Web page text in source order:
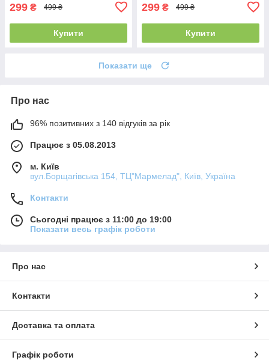
299 ₴ 499 ₴
Купити
299 ₴ 499 ₴
Купити
Показати ще
Про нас
96% позитивних з 140 відгуків за рік
Працює з 05.08.2013
м. Київ
вул.Борщагівська 154, ТЦ"Мармелад", Київ, Україна
Контакти
Сьогодні працює з 11:00 до 19:00
Показати весь графік роботи
Про нас
Контакти
Доставка та оплата
Графік роботи